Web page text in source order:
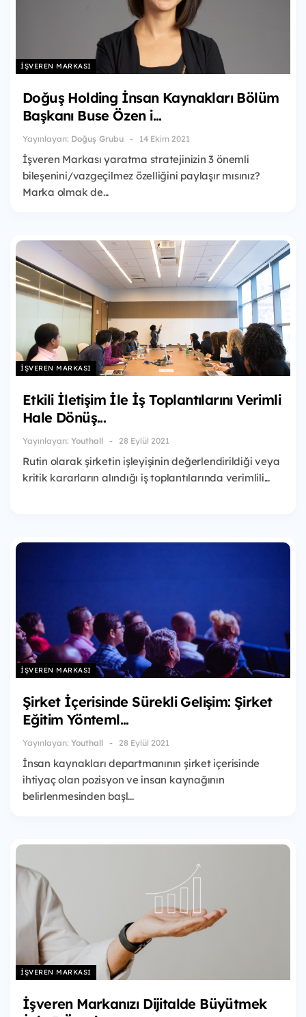
İŞVEREN MARKASI
Doğuş Holding İnsan Kaynakları Bölüm
Başkanı Buse Özen i...
Yayınlayan: Doğuş Grubu 14 Ekim 2021
İşveren Markası yaratma stratejinizin 3 önemli
bileşenini/vazgeçilmez özelliğini paylaşır mısınız?
Marka olmak de...
İŞVEREN MARKASI
Etkili İletişim İle İş Toplantılarını Verimli
Hale Dönüş...
Yayınlayan: Youthall 28 Eylül 2021
Rutin olarak şirketin işleyişinin değerlendirildiği veya
kritik kararların alındığı iş toplantılarında verimlili...
İŞVEREN MARKASI
Şirket İçerisinde Sürekli Gelişim: Şirket
Eğitim Yönteml...
Yayınlayan: Youthall 28 Eylül 2021
İnsan kaynakları departmanının şirket içerisinde
ihtiyaç olan pozisyon ve insan kaynağının
belirlenmesinden başl...
İŞVEREN MARKASI
İşveren Markanızı Dijitalde Büyütmek